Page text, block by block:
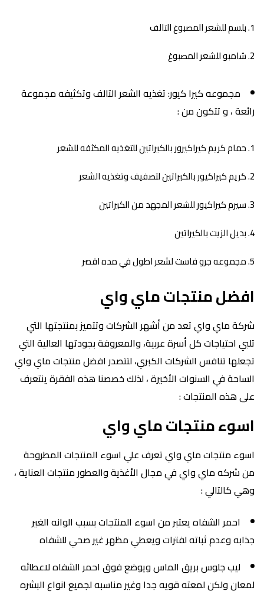
بلسم للشعر المصبوغ التالف
شامبو للشعر المصبوغ
مجموعه كيرا كيور: تغذيه الشعر التالف وتكثيفه مجموعة
رائعة ، و تتكون من :
حمام كريم كيراكيرور بالكيراتين للتغذيه المكثفه للشعر
كريم كيراكيور بالكيراتين لتصفيف وتغذيه الشعر
سيرم كيراكيور للشعر المجهد من الكيراتين
بديل الزيت بالكيراتين
مجموعه جرو فاست لشعر اطول في مده اقصر
افضل منتجات ماي واي
شركة ماي واي تعد من أشهر الشركات وتتميز بمنتجتها التي
تلبي احتياجات كل أسرة عربية، والمعروفة بجودتها العالية التي
تجعلها تنافس الشركات الكبري، لتتصدر افضل منتجات ماي واي
الساحة في السنوات الأخيرة ، لذلك خصصنا هذه الفقرة ينتعرف
على هذه المنتجات :
اسوء منتجات ماي واي
اسوء منتجات ماي واي تعرف علي اسوء المنتجات المطروحة
من شركه ماي واي في مجال الأغذية والعطور منتجات العناية ،
وهي كالتالي :
احمر الشفاه يعتبر من اسوء المنتجات بسبب الوانه الغير
جذابه وعدم ثباته لفترات ويعطي مظهر غير صحي للشفاه
ليب جلوس بريق الماس ويوضع فوق احمر الشفاه لاعطائه
لمعان ولكن لمعته قويه جدا وغير مناسبه لجميع انواع البشره